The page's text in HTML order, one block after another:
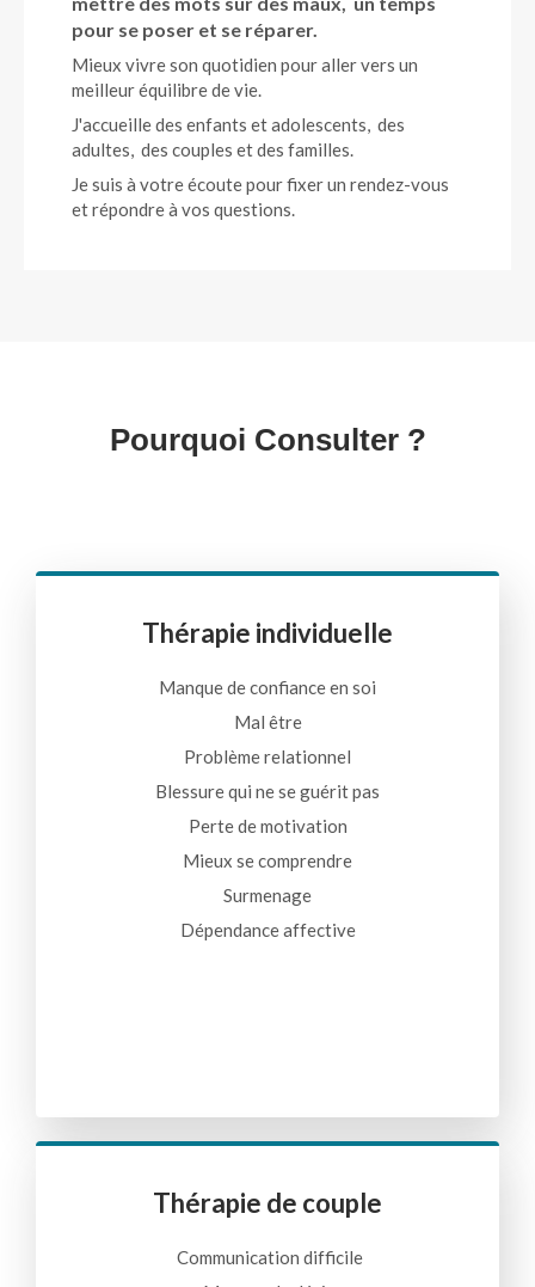
pour se poser et se réparer.
Mieux vivre son quotidien pour aller vers un
meilleur équilibre de vie.
J'accueille des enfants et adolescents, des
adultes, des couples et des familles.
Je suis à votre écoute pour fixer un rendez-vous
et répondre à vos questions.
Pourquoi Consulter ?
Thérapie individuelle
Manque de confiance en soi
Mal être
Problème relationnel
Blessure qui ne se guérit pas
Perte de motivation
Mieux se comprendre
Surmenage
Dépendance affective
Thérapie de couple
Communication difficile